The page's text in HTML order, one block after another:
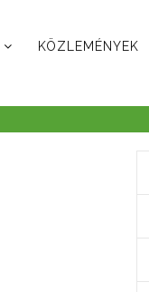
KÖZLEMÉNYEK